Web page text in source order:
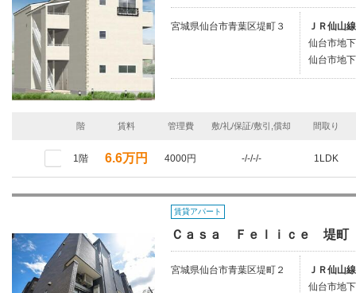
宮城県仙台市青葉区堤町３
ＪＲ仙山
仙台市地
仙台市地
階 賃料 管理費 敷/礼/保証/敷引,償却 間取り
1階 6.6万円 4000円 -/-/-/- 1LDK
賃貸アパート
Ｃａｓａ Ｆｅｌｉｃｅ 堤町
宮城県仙台市青葉区堤町２
ＪＲ仙山
仙台市地